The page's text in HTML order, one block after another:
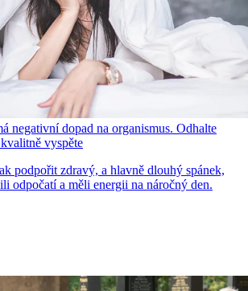
negativní dopad na organismus. Odhalte
vyspěte
podpořit zdravý, a hlavně dlouhý spánek,
odpočatí a měli energii na náročný den.